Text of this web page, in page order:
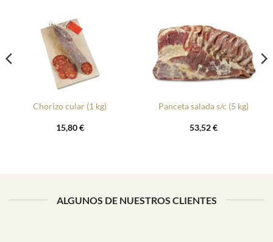
Chorizo cular (1 kg)
15,80€
Panceta salada s/c (5 kg)
53,52€
ALGUNOS DE NUESTROS CLIENTES